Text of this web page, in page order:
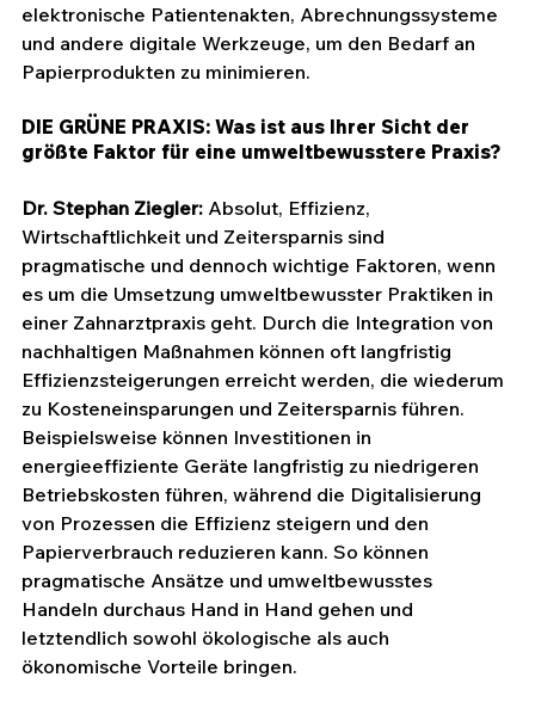
elektronische Patientenakten, Abrechnungssysteme
und andere digitale Werkzeuge, um den Bedarf an
Papierprodukten zu minimieren.
DIE GRÜNE PRAXIS: Was ist aus Ihrer Sicht der
größte Faktor für eine umweltbewusstere Praxis?
Dr. Stephan Ziegler: Absolut, Effizienz,
Wirtschaftlichkeit und Zeitersparnis sind
pragmatische und dennoch wichtige Faktoren, wenn
es um die Umsetzung umweltbewusster Praktiken in
einer Zahnarztpraxis geht. Durch die Integration von
nachhaltigen Maßnahmen können oft langfristig
Effizienzsteigerungen erreicht werden, die wiederum
zu Kosteneinsparungen und Zeitersparnis führen.
Beispielsweise können Investitionen in
energieeffiziente Geräte langfristig zu niedrigeren
Betriebskosten führen, während die Digitalisierung
von Prozessen die Effizienz steigern und den
Papierverbrauch reduzieren kann. So können
pragmatische Ansätze und umweltbewusstes
Handeln durchaus Hand in Hand gehen und
letztendlich sowohl ökologische als auch
ökonomische Vorteile bringen.